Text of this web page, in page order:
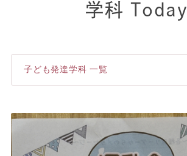
学科 Today
子ども発達学科 一覧